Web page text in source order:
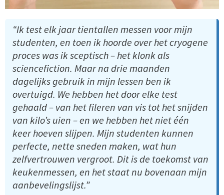
“Ik test elk jaar tientallen messen voor mijn
studenten, en toen ik hoorde over het cryogene
proces was ik sceptisch – het klonk als
sciencefiction. Maar na drie maanden
dagelijks gebruik in mijn lessen ben ik
overtuigd. We hebben het door elke test
gehaald – van het fileren van vis tot het snijden
van kilo’s uien – en we hebben het niet één
keer hoeven slijpen. Mijn studenten kunnen
perfecte, nette sneden maken, wat hun
zelfvertrouwen vergroot. Dit is de toekomst van
keukenmessen, en het staat nu bovenaan mijn
aanbevelingslijst.”